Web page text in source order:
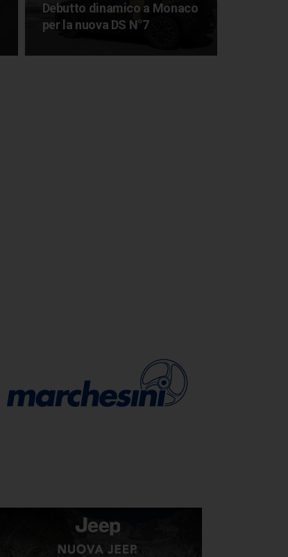
Debutto dinamico a Monaco
per la nuova DS N°7